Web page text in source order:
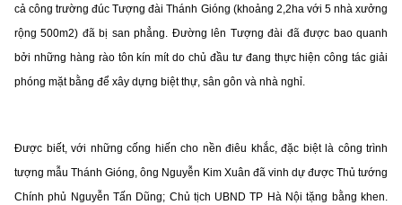
cả công trường đúc Tượng đài Thánh Gióng (khoảng 2,2ha với 5 nhà xưởng
rộng 500m2) đã bị san phẳng. Đường lên Tượng đài đã được bao quanh
bởi những hàng rào tôn kín mít do chủ đầu tư đang thực hiện công tác giải
phóng mặt bằng để xây dựng biệt thự, sân gôn và nhà nghỉ.
Được biết, với những cống hiến cho nền điêu khắc, đặc biệt là công trình
tượng mẫu Thánh Gióng, ông Nguyễn Kim Xuân đã vinh dự được Thủ tướng
Chính phủ Nguyễn Tấn Dũng; Chủ tịch UBND TP Hà Nội tặng bằng khen.